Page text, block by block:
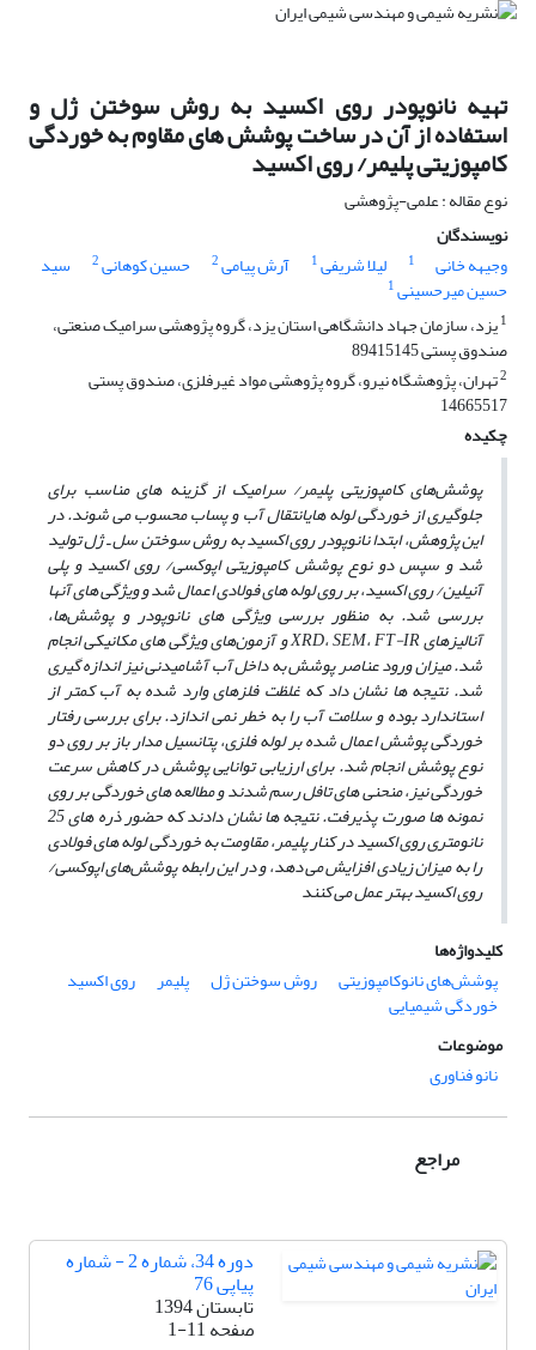
تهیه نانوپودر روی اکسید به روش سوختن ژل و
استفاده از آن در ساخت پوشش های مقاوم به خوردگی
کامپوزیتی پلیمر/ روی اکسید
نوع مقاله : علمی-پژوهشی
نویسندگان
وجیهه خانی
1 لیلا شریفی1 آرش پیامی2 حسین کوهانی2 سید
حسین میرحسینی1
1یزد، سازمان جهاد دانشگاهی استان یزد، گروه پژوهشی سرامیک صنعتی،
صندوق پستی 89415145
2تهران، پژوهشگاه نیرو، گروه پژوهشی مواد غیرفلزی، صندوق پستی
14665517
چکیده
پوشش‌های کامپوزیتی پلیمر/ سرامیک از گزینه های مناسب برای
جلوگیری از خوردگی لوله‌ هایانتقال آب و پساب محسوب می‌ شوند. در
این پژوهش، ابتدا نانوپودر روی اکسید به روش سوختن سل ـ ژل تولید
شد و سپس دو نوع پوشش کامپوزیتی اپوکسی/ روی اکسید و پلی
آنیلین/ روی اکسید، بر روی لوله‌ های فولادی اعمال شد و ویژگی ‌های آنها
بررسی شد. به منظور بررسی ویژگی‌ های نانوپودر و پوشش‌ها،
آنالیزهای XRD، SEM، FT-IR و آزمون‌های ویژگی‌ های مکانیکی انجام
شد. میزان ورود عناصر پوشش به داخل آب آشامیدنی نیز اندازه ‌گیری
شد. نتیجه‌ ها نشان داد که غلظت فلزهای وارد شده به آب کمتر از
استاندارد بوده و سلامت آب را به خطر نمی ‌اندازد. برای بررسی رفتار
خوردگی پوشش اعمال شده بر لوله فلزی، پتانسیل مدار باز بر روی دو
نوع پوشش انجام شد. برای ارزیابی توانایی پوشش در کاهش سرعت
خوردگی نیز، منحنی‌ های تافل رسم شدند و مطالعه‌ های خوردگی بر روی
نمونه‌ ها صورت پذیرفت. نتیجه‌ ها نشان دادند که حضور ذره ‌های 25
نانومتری روی اکسید در کنار پلیمر، مقاومت به خوردگی لوله‌ های فولادی
را به میزان زیادی افزایش می ‌دهد، و در این رابطه پوشش‌های اپوکسی/
روی اکسید بهتر عمل می‌ کنند
کلیدواژه‌ها
پوشش‌های نانوکامپوزیتی
روش سوختن ژل پلیمر روی اکسید
خوردگی شیمیایی
موضوعات
نانو فناوری
مراجع
دوره 34، شماره 2 - شماره
پیاپی 76
تابستان 1394
صفحه1-11